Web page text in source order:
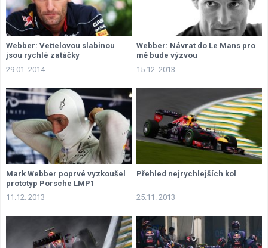
Webber: Vettelovou slabinou
jsou rychlé zatáčky
29.01. 2014
Webber: Návrat do Le Mans pro
mě bude výzvou
15.12. 2013
Mark Webber poprvé vyzkoušel
prototyp Porsche LMP1
11.12. 2013
Přehled nejrychlejších kol
25.11. 2013